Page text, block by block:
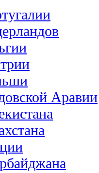
Аравии